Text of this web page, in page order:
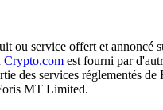
ou service offert et annoncé
Crypto.com est fourni par
des services réglementés
MT Limited.